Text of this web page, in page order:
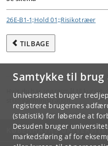
Samtykke til brug
Universitetet bruger
registrere brugernes
(statistik) for løbende at
Desuden bruger
markedsføring af for
26E-B1-1;Hold 01;;Risikotræer
TILBAGE
Hvis du har spørgsmål til kurset,
studieadministration.
KØBENHAVNS